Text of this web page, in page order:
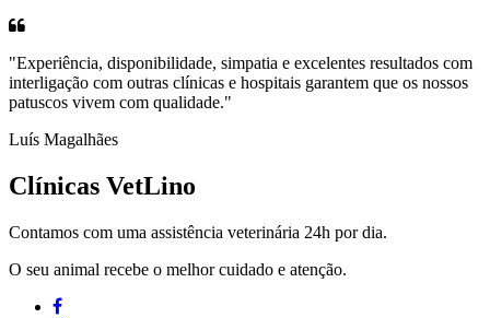
"Experiência, disponibilidade, simpatia e excelentes resultados com
interligação com outras clínicas e hospitais garantem que os nossos
patuscos vivem com qualidade."
Luís Magalhães
Clínicas VetLino
Contamos com uma assistência veterinária 24h por dia.
O seu animal recebe o melhor cuidado e atenção.